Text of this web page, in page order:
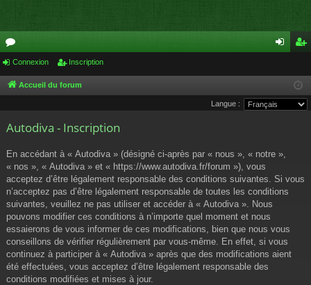
or
u
s
cri
pti
Connexion Inscription
Accueil du forum
Langue :
Autodiva - Inscription
En accédant à « Autodiva » (désigné ci-après par « nous », « notre »,
« nos », « Autodiva » et « https://www.autodiva.fr/forum »), vous
acceptez d’être légalement responsable des conditions suivantes. Si vous
n’acceptez pas d’être légalement responsable de toutes les conditions
suivantes, veuillez ne pas utiliser et accéder à « Autodiva ». Nous
pouvons modifier ces conditions à n’importe quel moment et nous
essaierons de vous informer de ces modifications, bien que nous vous
conseillons de vérifier régulièrement par vous-même. En effet, si vous
continuez à participer à « Autodiva » après que des modifications aient
été effectuées, vous acceptez d’être légalement responsable des
conditions modifiées et mises à jour.